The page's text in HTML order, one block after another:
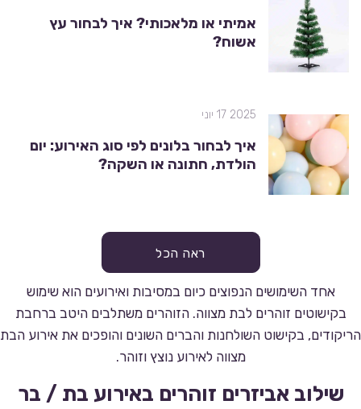
אמיתי או מלאכותי? איך לבחור עץ
אשוח?
2025 17 יוני
איך לבחור בלונים לפי סוג האירוע: יום
הולדת, חתונה או השקה?
ראה הכל
אחד השימושים הנפוצים כיום במסיבות ואירועים הוא שימוש
בקישוטים זוהרים לבת מצווה. הזוהרים משתלבים היטב ברחבת
הריקודים, בקישוט השולחנות והברים השונים והופכים את אירוע הבת
מצווה לאירוע נוצץ וזוהר.
שילוב אביזרים זוהרים באירוע בת / בר